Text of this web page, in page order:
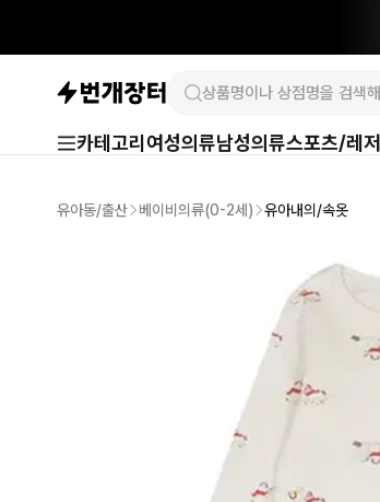
카테고리 여성의류남성의류스포츠/레저
유아동/출산 베이비의류(0-2세) 유아내의/속옷